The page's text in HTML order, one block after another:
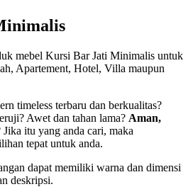
mebel Kursi Bar Jati Minimalis untuk
Apartement, Hotel, Villa maupun
timeless terbaru dan berkualitas?
Awet dan tahan lama? Aman,
Jika itu yang anda cari, maka
tepat untuk anda.
dapat memiliki warna dan dimensi
deskripsi.